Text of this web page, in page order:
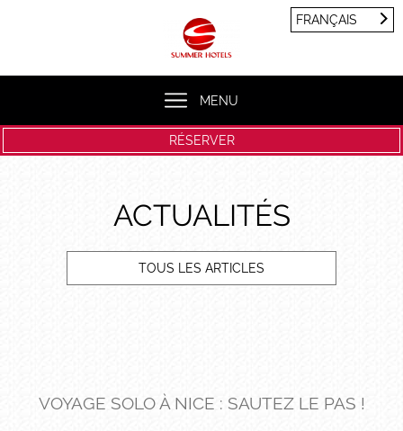
MENU
FRANÇAIS
RÉSERVER
ACTUALITÉS
TOUS LES ARTICLES
VOYAGE SOLO À NICE : SAUTEZ LE PAS !